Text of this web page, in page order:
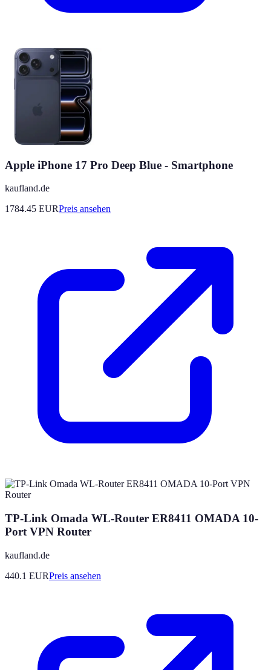
Apple iPhone 17 Pro Deep Blue - Smartphone
kaufland.de
1784.45 EURPreis ansehen
TP-Link Omada WL-Router ER8411 OMADA 10-
Port VPN Router
kaufland.de
440.1 EURPreis ansehen